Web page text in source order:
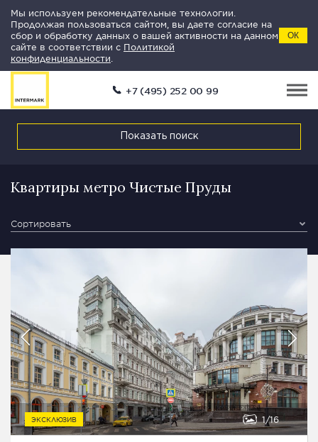
Мы используем рекомендательные технологии.
Продолжая пользоваться сайтом, вы даете согласие на
сбор и обработку данных о вашей активности на данном
сайте в соответствии с Политикой
конфиденциальности
ОК
+7 (495) 252 00 99
Показать поиск
Квартиры метро Чистые Пруды
Сортировать
ЭКСКЛЮЗИВ 1 16